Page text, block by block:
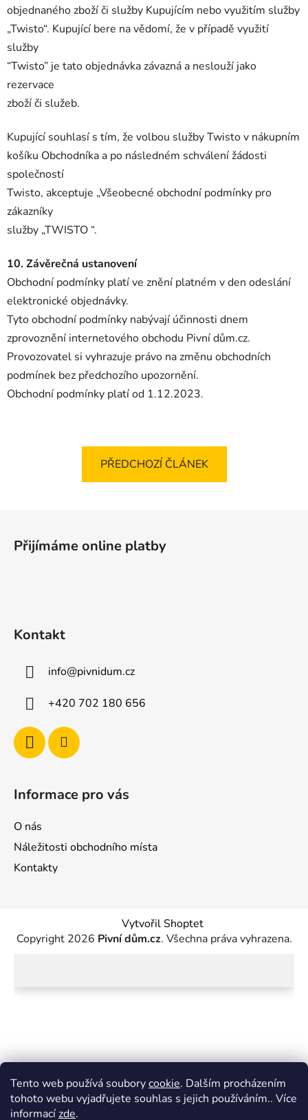
Tento web používá souborycookie. Dalším procházením
tohoto webu vyjadřujete souhlas s jejich používáním.. Více
informacízde.
objednaného zboží či služby Kupujícím nebo využitím služby
„Twisto“. Kupující bere na vědomí, že v případě využití
služby
“Twisto” je tato objednávka závazná a neslouží jako
rezervace
zboží či služeb.
Kupující souhlasí s tím, že volbou služby Twisto v nákupním
košíku Obchodníka a po následném schválení žádosti
společností
Twisto, akceptuje „Všeobecné obchodní podmínky pro
zákazníky
služby „TWISTO “.
10. Závěrečná ustanovení
Obchodní podmínky platí ve znění platném v den odeslání
elektronické objednávky.
Tyto obchodní podmínky nabývají účinnosti dnem
zprovoznění internetového obchodu Pivní dům.cz.
Provozovatel si vyhrazuje právo na změnu obchodních
podmínek bez předchozího upozornění.
Obchodní podmínky platí od 1.12.2023.
PŘEDCHOZÍ ČLÁNEK
Přijímáme online platby
Kontakt
info@pivnidum.cz
+420 702 180 656
Informace pro vás
O nás
Náležitosti obchodního místa
Kontakty
Vytvořil Shoptet
Copyright 2026 Pivní dům.cz. Všechna práva vyhrazena.